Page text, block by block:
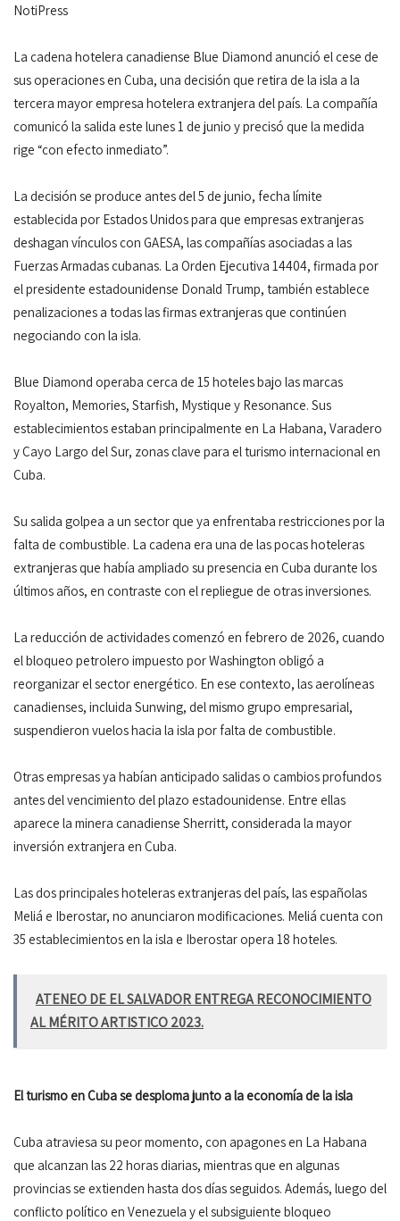
NotiPress
La cadena hotelera canadiense Blue Diamond anunció el cese de
sus operaciones en Cuba, una decisión que retira de la isla a la
tercera mayor empresa hotelera extranjera del país. La compañía
comunicó la salida este lunes 1 de junio y precisó que la medida
rige “con efecto inmediato”.
La decisión se produce antes del 5 de junio, fecha límite
establecida por Estados Unidos para que empresas extranjeras
deshagan vínculos con GAESA, las compañías asociadas a las
Fuerzas Armadas cubanas. La Orden Ejecutiva 14404, firmada por
el presidente estadounidense Donald Trump, también establece
penalizaciones a todas las firmas extranjeras que continúen
negociando con la isla.
Blue Diamond operaba cerca de 15 hoteles bajo las marcas
Royalton, Memories, Starfish, Mystique y Resonance. Sus
establecimientos estaban principalmente en La Habana, Varadero
y Cayo Largo del Sur, zonas clave para el turismo internacional en
Cuba.
Su salida golpea a un sector que ya enfrentaba restricciones por la
falta de combustible. La cadena era una de las pocas hoteleras
extranjeras que había ampliado su presencia en Cuba durante los
últimos años, en contraste con el repliegue de otras inversiones.
La reducción de actividades comenzó en febrero de 2026, cuando
el bloqueo petrolero impuesto por Washington obligó a
reorganizar el sector energético. En ese contexto, las aerolíneas
canadienses, incluida Sunwing, del mismo grupo empresarial,
suspendieron vuelos hacia la isla por falta de combustible.
Otras empresas ya habían anticipado salidas o cambios profundos
antes del vencimiento del plazo estadounidense. Entre ellas
aparece la minera canadiense Sherritt, considerada la mayor
inversión extranjera en Cuba.
Las dos principales hoteleras extranjeras del país, las españolas
Meliá e Iberostar, no anunciaron modificaciones. Meliá cuenta con
35 establecimientos en la isla e Iberostar opera 18 hoteles.
ATENEO DE EL SALVADOR ENTREGA RECONOCIMIENTO
AL MÉRITO ARTISTICO 2023.
El turismo en Cuba se desploma junto a la economía de la isla
Cuba atraviesa su peor momento, con apagones en La Habana
que alcanzan las 22 horas diarias, mientras que en algunas
provincias se extienden hasta dos días seguidos. Además, luego del
conflicto político en Venezuela y el subsiguiente bloqueo